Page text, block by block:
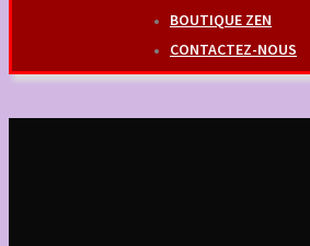
BOUTIQUE ZEN
CONTACTEZ-NOUS